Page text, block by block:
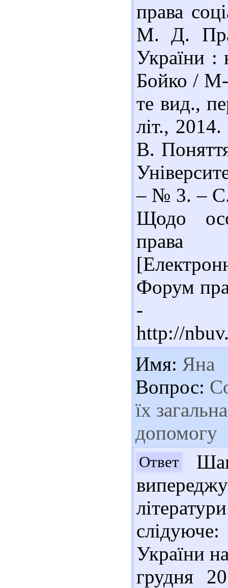
права
М. Д.
України :
Бойко / М-
те вид.,
літ.,
В.
– № 3. –
Щодо
права
Форум
-
http://
Имя: Яна
Вопрос:
їх
допомогу
Ответ
України
грудня